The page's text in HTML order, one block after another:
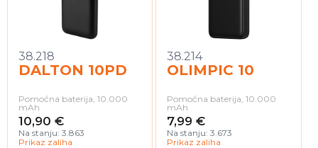
38.218
DALTON 10PD
Pomoćna baterija, 10.000
mAh
10,90 €
Na stanju: 3.863
Prikaz zaliha
38.214
OLIMPIC 10
Pomoćna baterija, 10.000
mAh
7,99 €
Na stanju: 3.673
Prikaz zaliha